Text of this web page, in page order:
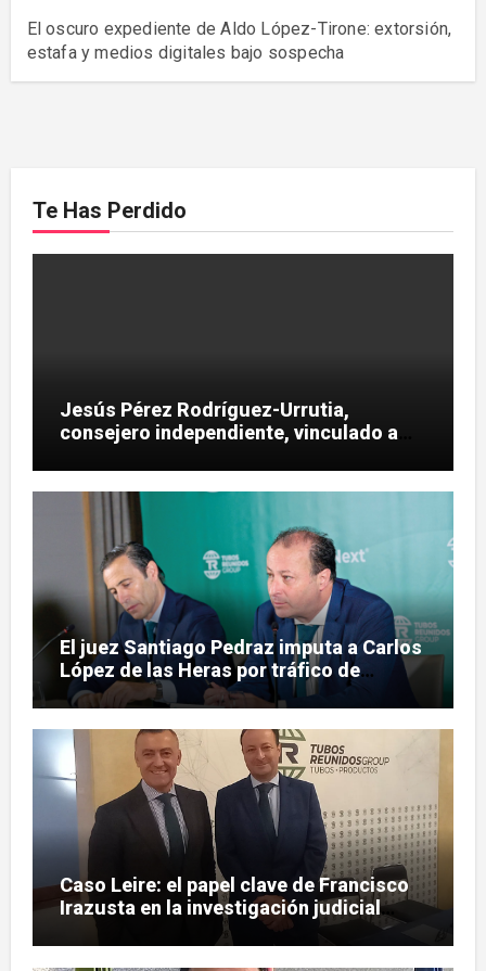
El oscuro expediente de Aldo López-Tirone: extorsión,
estafa y medios digitales bajo sospecha
Te Has Perdido
Jesús Pérez Rodríguez-Urrutia,
consejero independiente, vinculado a
Reunidos
El juez Santiago Pedraz imputa a Carlos
López de las Heras por tráfico de
influencias en el caso Leire
Caso Leire: el papel clave de Francisco
Irazusta en la investigación judicial
sobre Tubos Reunidos